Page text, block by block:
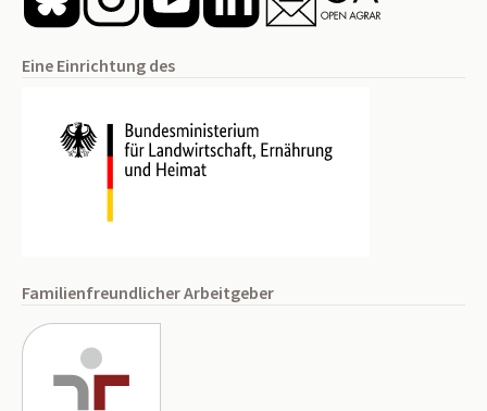
Eine Einrichtung des
Familienfreundlicher Arbeitgeber